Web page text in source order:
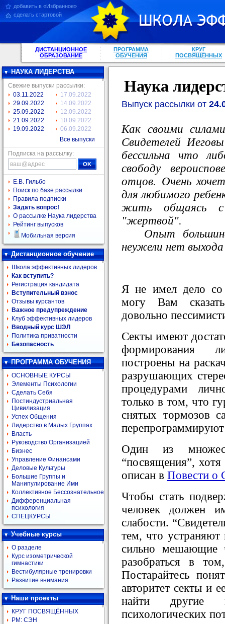
добавить в «Избранное»
сделать стартовой
ДИСТАНЦИОННОЕ
ОБРАЗОВАНИЕ
ПРОГРАММА
ОБУЧЕНИЯ
КРУГ
ПОСВЯЩЕННЫХ
НАУКА ЛИДЕРСТВА
Свежие выпуски рассылки:
03.11.2022
29.09.2022
25.09.2022
21.09.2022
19.09.2022
17.09.2022
14.09.2022
12.09.2022
10.09.2022
06.09.2022
Все выпуски
Подписка на рассылку:
Е.В. Гильбо
Поиск по базе рассылки
Правила подписки
Задать вопрос!
О рассылке Наука лидерства
Рейтинг выпусков
Мобильная версия
Дистанционное обучение
Школа эффективных лидеров
Как вступить?
Регистрация кандидата
Вступительный взнос
Отзывы курсантов
Важное предупреждение
Клуб эффективных лидеров
Вводный курс ШЭЛ
Политика приватности
Безопасность
ПРОГРАММА ОБУЧЕНИЯ
ОСНОВНЫЕ КУРСЫ
Элементы Психологии
Сделать Себя
Постиндустриальная
Цивилизация
Успех Общения
Лидерство в Малых Группах
Власть
Руководство Организацией
Бизнес
Управление Финансами
Деловые Культуры
Большие Группы и
Манипулирование Ими
Коллективное Бессознательное
Дифференциальная
психология
СПЕЦКУРСЫ
Учебные курсы
О разделе
Курс изометрической
гимнастики
Вестибулярные тренировки
Развитие внимания
Наши проекты
КРУГ ПОСВЯЩЁННЫХ
РМ: СЭН
Наука
Выпуск рассылки от
Как своими
Свидетелей
бессильна что
свободу
отцов. Очень
для любимого
жить общаясь с
"жертвой".
Опыт
неужели нет
Я не имел дело со
могу Вам
довольно
Секты имеют
формирования
построены на
разрушающих
процедурами
только в том, что
снятых тормозов
Один из
“посвящения”,
описан в Повести о
Чтобы стать
человек должен
слабости.
тем, что устраняют
сильно мешающие
разобраться в
Постарайтесь
авторитет секты и
найти другие
психологических